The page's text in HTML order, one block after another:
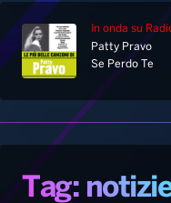
Home
Notizie
In onda su
Patty Pravo
Se Perdo Te
Tag: notizie